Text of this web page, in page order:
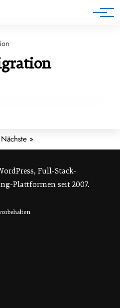
Website
Nächste »
Full-Stack-
Plattformen seit 2007.